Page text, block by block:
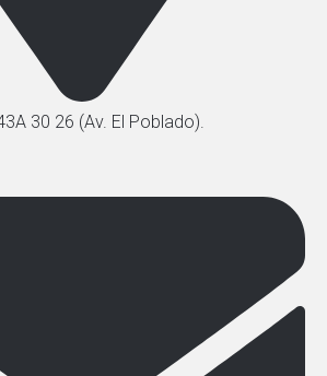
30 26 (Av. El Poblado).